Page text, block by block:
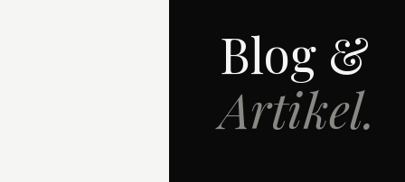
Blog &
Artikel.